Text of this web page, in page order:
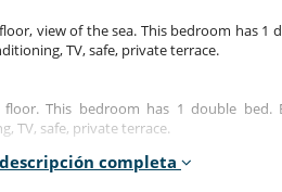
view of the sea. This bedroom has
TV, safe, private terrace.
floor. This bedroom has 1 double
TV, safe, private terrace.
completa